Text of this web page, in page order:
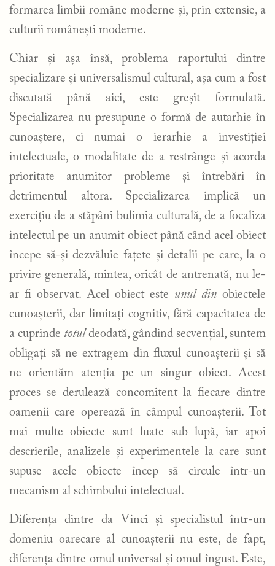
formarea limbii române moderne și, prin extensie, a
culturii românești moderne.
Chiar și așa însă, problema raportului dintre
specializare și universalismul cultural, așa cum a fost
discutată până aici, este greșit formulată.
Specializarea nu presupune o formă de autarhie în
cunoaștere, ci numai o ierarhie a investiției
intelectuale, o modalitate de a restrânge și acorda
prioritate anumitor probleme și întrebări în
detrimentul altora. Specializarea implică un
exercițiu de a stăpâni bulimia culturală, de a focaliza
intelectul pe un anumit obiect până când acel obiect
începe să-și dezvăluie fațete și detalii pe care, la o
privire generală, mintea, oricât de antrenată, nu le-
ar fi observat. Acel obiect este unul din obiectele
cunoașterii, dar limitați cognitiv, fără capacitatea de
a cuprinde totuldeodată, gândind secvențial, suntem
obligați să ne extragem din fluxul cunoașterii și să
ne orientăm atenția pe un singur obiect. Acest
proces se derulează concomitent la fiecare dintre
oamenii care operează în câmpul cunoașterii. Tot
mai multe obiecte sunt luate sub lupă, iar apoi
descrierile, analizele și experimentele la care sunt
supuse acele obiecte încep să circule într-un
mecanism al schimbului intelectual.
Diferența dintre da Vinci și specialistul într-un
domeniu oarecare al cunoașterii nu este, de fapt,
diferența dintre omul universal și omul îngust. Este,